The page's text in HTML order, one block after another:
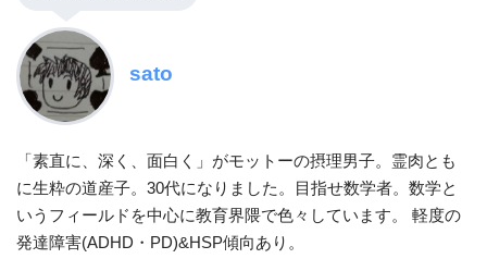
sato
「素直に、深く、面白く」がモットーの摂理男子。霊肉とも
に生粋の道産子。30代になりました。目指せ数学者。数学と
いうフィールドを中心に教育界隈で色々しています。 軽度の
発達障害(ADHD・PD)&HSP傾向あり。